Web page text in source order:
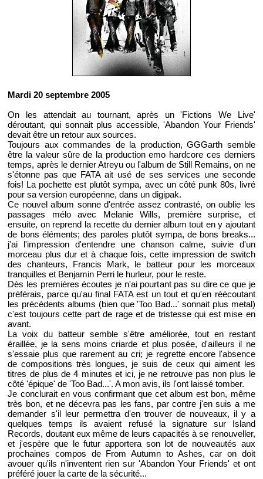
Mardi 20 septembre 2005
On les attendait au tournant, après un 'Fictions We Live'
déroutant, qui sonnait plus accessible, 'Abandon Your Friends'
devait être un retour aux sources.
Toujours aux commandes de la production, GGGarth semble
être la valeur sûre de la production emo hardcore ces derniers
temps, après le dernier Atreyu ou l'album de Still Remains, on ne
s'étonne pas que FATA ait usé de ses services une seconde
fois! La pochette est plutôt sympa, avec un côté punk 80s, livré
pour sa version européenne, dans un digipak.
Ce nouvel album sonne d'entrée assez contrasté, on oublie les
passages mélo avec Melanie Wills, première surprise, et
ensuite, on reprend la recette du dernier album tout en y ajoutant
de bons éléments; des paroles plutôt sympa, de bons breaks...
j'ai l'impression d'entendre une chanson calme, suivie d'un
morceau plus dur et à chaque fois, cette impression de switch
des chanteurs, Francis Mark, le batteur pour les morceaux
tranquilles et Benjamin Perri le hurleur, pour le reste.
Dès les premières écoutes je n'ai pourtant pas su dire ce que je
préférais, parce qu'au final FATA est un tout et qu'en réécoutant
les précédents albums (bien que 'Too Bad...' sonnait plus metal)
c'est toujours cette part de rage et de tristesse qui est mise en
avant.
La voix du batteur semble s'être améliorée, tout en restant
éraillée, je la sens moins criarde et plus posée, d'ailleurs il ne
s'essaie plus que rarement au cri; je regrette encore l'absence
de compositions très longues, je suis de ceux qui aiment les
titres de plus de 4 minutes et ici, je ne retrouve pas non plus le
côté 'épique' de 'Too Bad...'. A mon avis, ils l'ont laissé tomber.
Je conclurait en vous confirmant que cet album est bon, même
très bon, et ne décevra pas les fans, par contre j'en suis a me
demander s'il leur permettra d'en trouver de nouveaux, il y a
quelques temps ils avaient refusé la signature sur Island
Records, doutant eux même de leurs capacités à se renouveller,
et j'espère que le futur apportera son lot de nouveautés aux
prochaines compos de From Autumn to Ashes, car on doit
avouer qu'ils n'inventent rien sur 'Abandon Your Friends' et ont
préféré jouer la carte de la sécurité...